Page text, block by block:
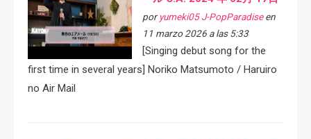
por yumeki05 J-PopParadiseen
11 marzo 2026 a las 5:33
[Singing debut song for the
first time in several years] Noriko Matsumoto / Haruiro
no Air Mail